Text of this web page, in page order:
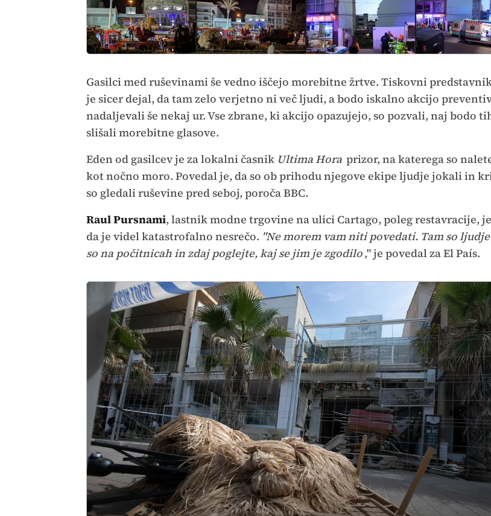
Gasilci med ruševinami še vedno iščejo morebitne žrtve. Tiskovni
je sicer dejal, da tam zelo verjetno ni več ljudi, a bodo iskalno akcijo
nadaljevali še nekaj ur. Vse zbrane, ki akcijo opazujejo, so pozvali, naj bodo
slišali morebitne glasove.
Eden od gasilcev je za lokalni časnik Ultima Hora prizor, na katerega so
kot nočno moro. Povedal je, da so ob prihodu njegove ekipe ljudje jokali in
so gledali ruševine pred seboj, poroča BBC.
Raul Pursnami, lastnik modne trgovine na ulici Cartago, poleg restavracije,
da je videl katastrofalno nesrečo. "Ne morem vam niti povedati. Tam so
so na počitnicah in zdaj poglejte, kaj se jim je zgodilo," je povedal za El País.